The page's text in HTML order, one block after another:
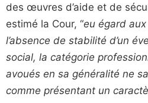
des œuvres d’aide et de
estimé la Cour, “eu égard
l’absence de stabilité d’un
social, la catégorie
avoués en sa généralité ne
comme présentant un